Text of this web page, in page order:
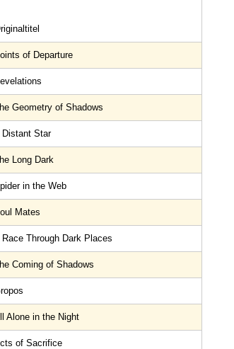
of Departure
Geometry of Shadows
Distant Star
Long Dark
in the Web
Mates
Race Through Dark Places
Coming of Shadows
Alone in the Night
of Sacrifice